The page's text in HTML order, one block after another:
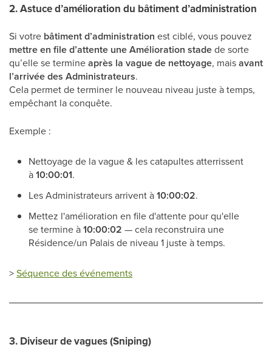
2.Astuce d’amélioration du bâtiment d’administration
Si votre bâtiment d’administration est ciblé, vous pouvez
mettre en file d’attente une Amélioration stadede sorte
qu’elle se termineaprès la vague de nettoyage, maisavant
l’arrivée des Administrateurs.
Cela permet de terminer le nouveau niveau juste à temps,
empêchant la conquête.
Exemple :
Nettoyage de la vague & les catapultes atterrissent
à10:00:01.
Les Administrateurs arrivent à10:00:02.
Mettez l'amélioration en file d'attente pour qu'elle
se termine à10:00:02 — cela reconstruira une
Résidence/un Palais de niveau 1 juste à temps.
>Séquence des événements
3. Diviseur de vagues (Sniping)